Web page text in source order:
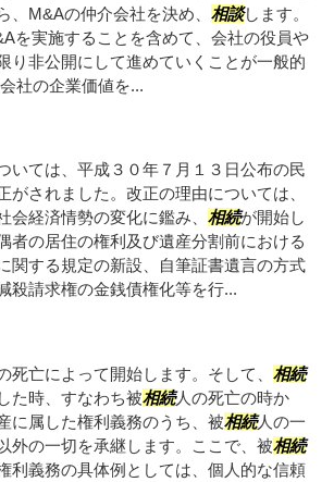
、M&Aの仲介会社を決め、 相談します。
を実施することを含めて、会社の役員や
り非公開にして進めていくことが一般的
社の企業価値を...
いては、平成３０年７月１３日公布の民
がされました。改正の理由については、
会経済情勢の変化に鑑み、 相続が開始し
者の居住の権利及び遺産分割前における
関する規定の新設、自筆証書遺言の方式
殺請求権の金銭債権化等を行...
死亡によって開始します。そして、 相続
た時、すなわち被相続人の死亡の時か
に属した権利義務のうち、被相続人の一
外の一切を承継します。ここで、被相続
利義務の具体例としては、個人的な信頼